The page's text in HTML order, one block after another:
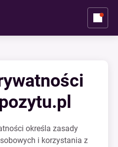
określa zasady
i korzystania z